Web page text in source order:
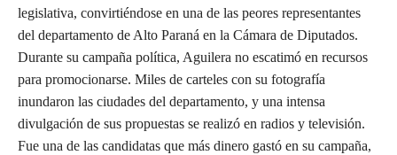
legislativa, convirtiéndose en una de las peores representantes
del departamento de Alto Paraná en la Cámara de Diputados.
Durante su campaña política, Aguilera no escatimó en recursos
para promocionarse. Miles de carteles con su fotografía
inundaron las ciudades del departamento, y una intensa
divulgación de sus propuestas se realizó en radios y televisión.
Fue una de las candidatas que más dinero gastó en su campaña,